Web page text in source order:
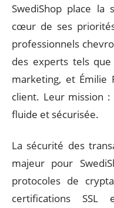
SwediShop place la
cœur de ses
professionnels
des experts tels que
marketing, et Émilie
client. Leur mission
fluide et sécurisée.
La sécurité des
majeur pour
protocoles de
certifications SSL